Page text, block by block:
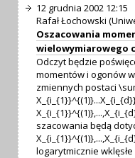
12 grudnia 2002 12:15
Rafał Łochowski
Oszacowania
wielowymiarowego
Odczyt będzie
momentów i ogonów
zmiennych postaci
szacowania będą
logarytmicznie